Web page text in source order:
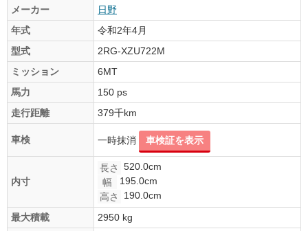
メーカー
日野
年式
令和2年4月
型式
2RG-XZU722M
ミッション
6MT
馬力
150 ps
走行距離
379千km
車検 一時抹消 車検証を表示
内寸
長さ
520.0cm
幅
195.0cm
高さ
190.0cm
最大積載
2950 kg